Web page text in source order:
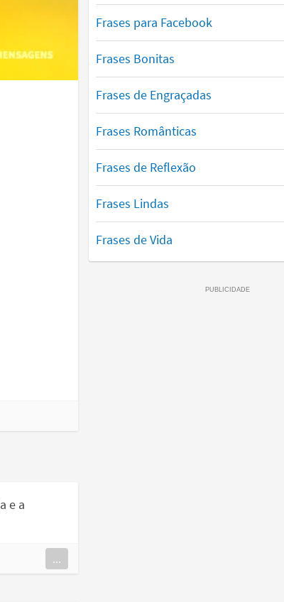
e a
...
Frases para Facebook
Frases Bonitas
Frases de Engraçadas
Frases Românticas
Frases de Reflexão
Frases Lindas
Frases de Vida